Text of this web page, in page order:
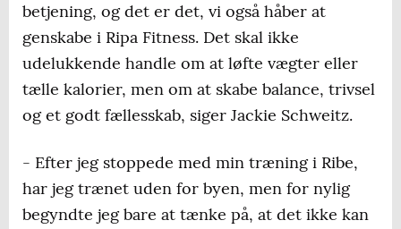
betjening, og det er det, vi også håber at
genskabe i Ripa Fitness. Det skal ikke
udelukkende handle om at løfte vægter eller
tælle kalorier, men om at skabe balance, trivsel
og et godt fællesskab, siger Jackie Schweitz.
- Efter jeg stoppede med min træning i Ribe,
har jeg trænet uden for byen, men for nylig
begyndte jeg bare at tænke på, at det ikke kan